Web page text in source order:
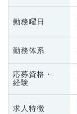
勤務曜日
勤務体系
応募資格・
経験
求人特徴